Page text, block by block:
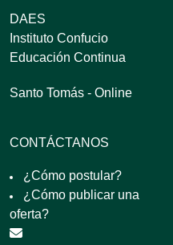
DAES
Instituto Confucio
Educación Continua
Santo Tomás - Online
CONTÁCTANOS
¿Cómo postular?
¿Cómo publicar una
oferta?